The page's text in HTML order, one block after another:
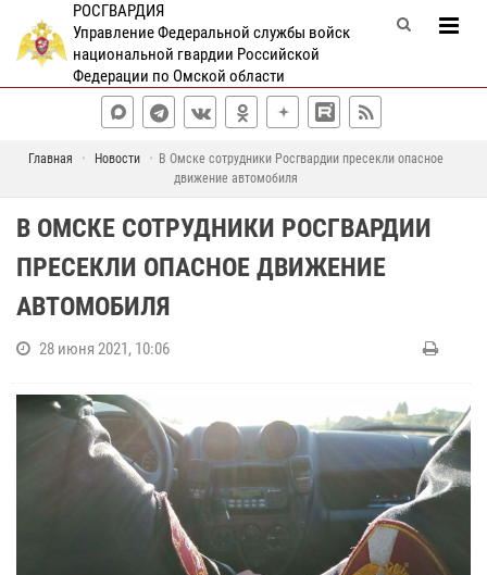
РОСГВАРДИЯ
Управление Федеральной службы войск
национальной гвардии Российской
Федерации по Омской области
Главная Новости
В Омске сотрудники Росгвардии пресекли опасное
движение автомобиля
В ОМСКЕ СОТРУДНИКИ РОСГВАРДИИ
ПРЕСЕКЛИ ОПАСНОЕ ДВИЖЕНИЕ
АВТОМОБИЛЯ
28 июня 2021, 10:06